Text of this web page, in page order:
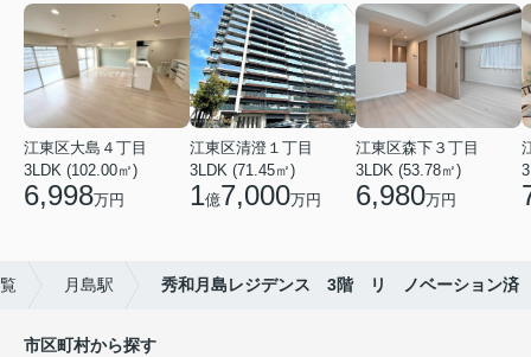
江東区大島４丁目
3LDK (102.00㎡)
6,998万円
江東区清澄１丁目
3LDK (71.45㎡)
1億7,000万円
江東区森下３丁目
3LDK (53.78㎡)
6,980万円
月島駅 秀和月島レジデンス 3階 リ ノベーション済
市区町村から探す